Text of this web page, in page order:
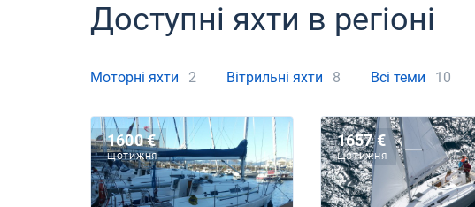
Доступні яхти в регіоні
Моторні яхти 2 Вітрильні яхти 8 Всі теми 10
1600 €
ЩОТИЖНЯ
1657 €
ЩОТИЖНЯ